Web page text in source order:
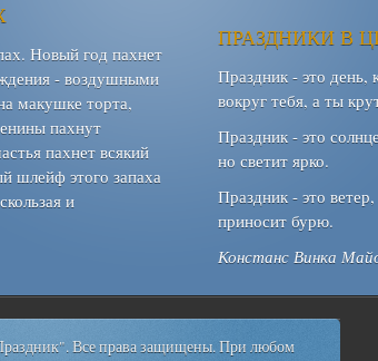
Новый год пахнет
- воздушными
макушке торта,
пахнут
пахнет всякий
шлейф этого запаха
и
ПРАЗДНИКИ В
Праздник - это день,
вокруг тебя, а ты
Праздник - это
но светит ярко.
Праздник - это
приносит бурю.
Констанс Винка
Все права защищены. При любом